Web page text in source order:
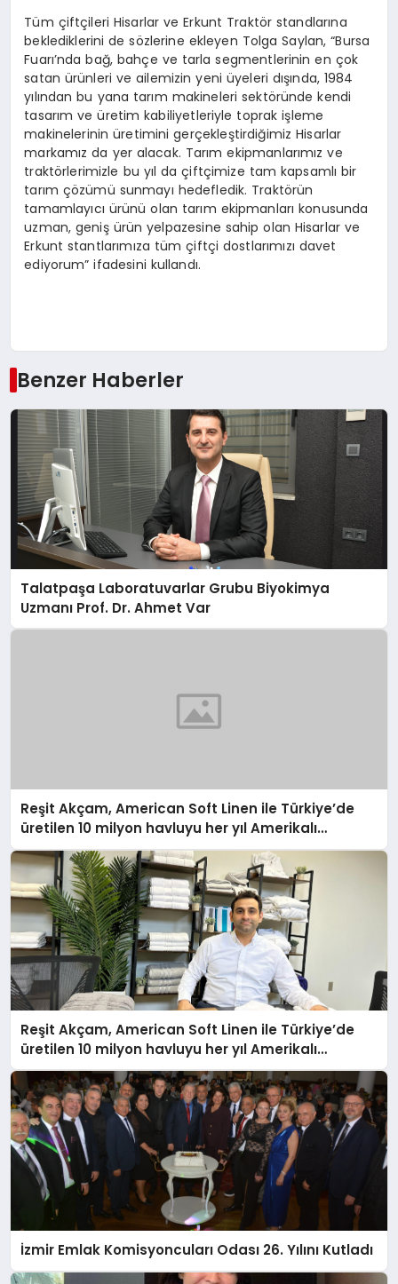
Tüm çiftçileri Hisarlar ve Erkunt Traktör standlarına
beklediklerini de sözlerine ekleyen Tolga Saylan, “Bursa
Fuarı’nda bağ, bahçe ve tarla segmentlerinin en çok
satan ürünleri ve ailemizin yeni üyeleri dışında, 1984
yılından bu yana tarım makineleri sektöründe kendi
tasarım ve üretim kabiliyetleriyle toprak işleme
makinelerinin üretimini gerçekleştirdiğimiz Hisarlar
markamız da yer alacak. Tarım ekipmanlarımız ve
traktörlerimizle bu yıl da çiftçimize tam kapsamlı bir
tarım çözümü sunmayı hedefledik. Traktörün
tamamlayıcı ürünü olan tarım ekipmanları konusunda
uzman, geniş ürün yelpazesine sahip olan Hisarlar ve
Erkunt stantlarımıza tüm çiftçi dostlarımızı davet
ediyorum” ifadesini kullandı.
Benzer Haberler
Talatpaşa Laboratuvarlar Grubu Biyokimya
Uzmanı Prof. Dr. Ahmet Var
Reşit Akçam, American Soft Linen ile Türkiye’de
üretilen 10 milyon havluyu her yıl Amerikalı
tüketicilerle buluşturuyor
Reşit Akçam, American Soft Linen ile Türkiye’de
üretilen 10 milyon havluyu her yıl Amerikalı
tüketicilerle buluşturuyor
İzmir Emlak Komisyoncuları Odası 26. Yılını Kutladı